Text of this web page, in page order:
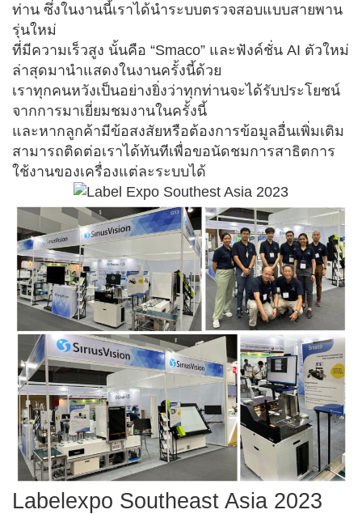
ท่าน ซึ่งในงานนี้เราได้นำระบบตรวจสอบแบบสายพาน
รุ่นใหม่
ที่มีความเร็วสูง นั้นคือ “Smaco” และฟังค์ชั่น AI ตัวใหม่
ล่าสุดมานำแสดงในงานครั้งนี้ด้วย
เราทุกคนหวังเป็นอย่างยิ่งว่าทุกท่านจะได้รับประโยชน์
จากการมาเยี่ยมชมงานในครั้งนี้
และหากลูกค้ามีข้อสงสัยหรือต้องการข้อมูลอื่นเพิ่มเติม
สามารถติดต่อเราได้ทันทีเพื่อขอนัดชมการสาธิตการ
ใช้งานของเครื่องแต่ละระบบได้
Labelexpo Southeast Asia 2023